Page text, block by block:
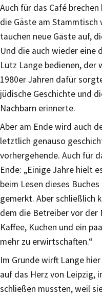
Auch für das Café
die Gäste am Stammtisch
tauchen neue Gäste auf,
Und die auch wieder eine
Lutz Lange bedienen, der
1980er Jahren dafür
jüdische Geschichte und
Nachbarn erinnerte.
Aber am Ende wird auch
letztlich genauso
vorhergehende. Auch für
Ende: „Einige Jahre hielt
beim Lesen dieses
gemerkt. Aber schließlich
dem die Betreiber vor
Kaffee, Kuchen und ein
mehr zu erwirtschaften.“
Im Grunde wirft Lange
auf das Herz von Leipzig,
schließen mussten, weil